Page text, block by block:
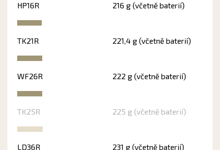
HP16R 216 g (včetně baterií)
TK21R 221,4 g (včetně baterií)
WF26R 222 g (včetně baterií)
TK25R 225 g (včetně baterií)
LD36R 231 g (včetně baterií)